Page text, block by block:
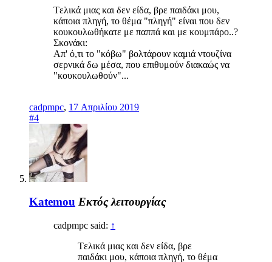
Tελικά μιας και δεν είδα, βρε παιδάκι μου,
κάποια πληγή, το θέμα "πληγή" είναι που δεν
κουκουλωθήκατε με παππά και με κουμπάρο..?
Σκονάκι:
Απ' ό,τι το "κόβω" βολτάρουν καμιά ντουζίνα
σερνικά δω μέσα, που επιθυμούν διακαώς να
"κουκουλωθούν"...
cadpmpc, 17 Απριλίου 2019
#4
Katemou Εκτός λειτουργίας
cadpmpc said: ↑
Tελικά μιας και δεν είδα, βρε
παιδάκι μου, κάποια πληγή, το θέμα